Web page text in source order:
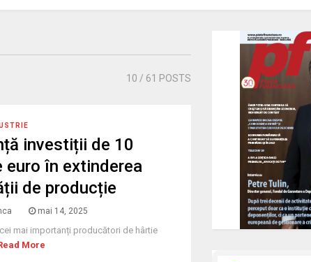
10 / 61 POSTS
investiții de 10
euro în extinderea
de producție
mai 14, 2025
mai importanți producători de hârtie
More